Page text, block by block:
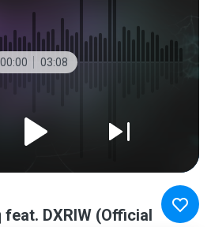
00:00 03:08
DXRIW (Official